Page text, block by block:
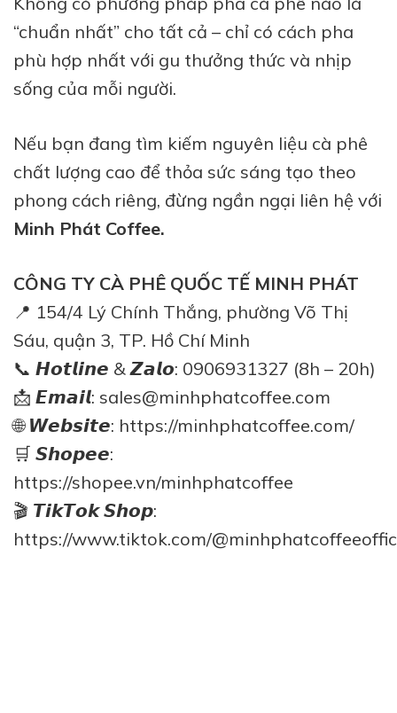
“chuẩn nhất” cho tất cả – chỉ có cách pha
phù hợp nhất với gu thưởng thức và nhịp
sống của mỗi người.
Nếu bạn đang tìm kiếm nguyên liệu cà phê
chất lượng cao để thỏa sức sáng tạo theo
phong cách riêng, đừng ngần ngại liên hệ với
Minh Phát Coffee.
CÔNG TY CÀ PHÊ QUỐC TẾ MINH PHÁT
📍 154/4 Lý Chính Thắng, phường Võ Thị
Sáu, quận 3, TP. Hồ Chí Minh
📞 𝙃𝙤𝙩𝙡𝙞𝙣𝙚 & 𝙕𝙖𝙡𝙤: 0906931327 (8h – 20h)
📩 𝙀𝙢𝙖𝙞𝙡: sales@minhphatcoffee.com
🌐 𝙒𝙚𝙗𝙨𝙞𝙩𝙚: https://minhphatcoffee.com/
🛒 𝙎𝙝𝙤𝙥𝙚𝙚:
https://shopee.vn/minhphatcoffee
🎬 𝙏𝙞𝙠𝙏𝙤𝙠 𝙎𝙝𝙤𝙥:
https://www.tiktok.com/